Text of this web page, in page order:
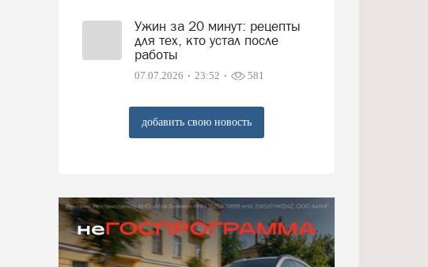
Ужин за 20 минут: рецепты
для тех, кто устал после
работы
07.07.2026 23:52 581
добавить свою новость